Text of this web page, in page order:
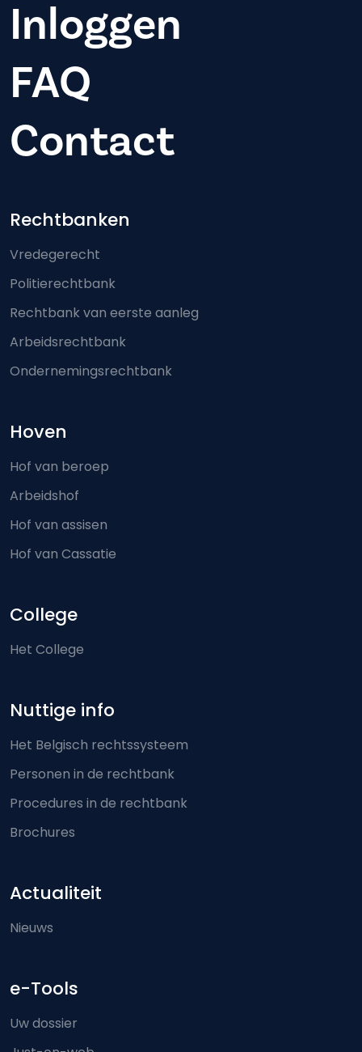
Inloggen
FAQ
Contact
Footer-menu
Rechtbanken
Vredegerecht
Politierechtbank
Rechtbank van eerste aanleg
Arbeidsrechtbank
Ondernemingsrechtbank
Hoven
Hof van beroep
Arbeidshof
Hof van assisen
Hof van Cassatie
College
Het College
Nuttige info
Het Belgisch rechtssysteem
Personen in de rechtbank
Procedures in de rechtbank
Brochures
Actualiteit
Nieuws
e-Tools
Uw dossier